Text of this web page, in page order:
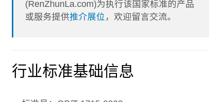
(RenZhunLa.com)为执行该国家标准的产品
或服务提供推介展位 ，欢迎留言交流。
行业标准基础信息